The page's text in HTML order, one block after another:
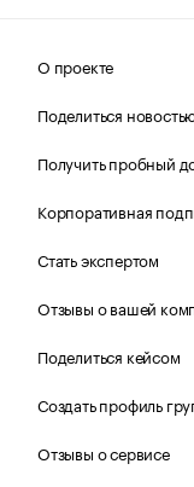
О проекте
Поделиться
Получить пробный
Корпоративная
Стать экспертом
Отзывы о вашей
Поделиться кейсом
Создать профиль
Отзывы о сервисе